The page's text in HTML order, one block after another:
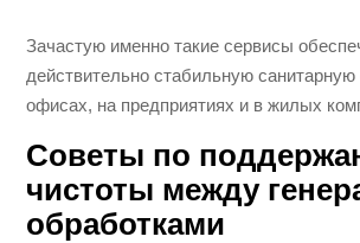
Зачастую именно такие сервисы
действительно стабильную санитарную
офисах, на предприятиях и в жилых
Советы по
чистоты между
обработками